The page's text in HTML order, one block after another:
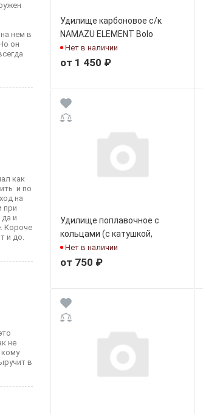
нем в
он
как
и по
на
при
и
Короче
и до.
не
кому
в
Удилище карбоновое с/к
NAMAZU ELEMENT Bolo
Нет в наличии
от 1 450 ₽
Удилище поплавочное с
кольцами (с катушкой,
оснащенное)
Нет в наличии
от 750 ₽